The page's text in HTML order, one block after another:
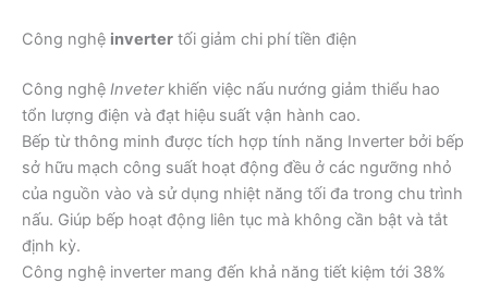
Công nghệ inverter tối giảm chi phí tiền điện
Công nghệ Inveterkhiến việc nấu nướng giảm thiểu hao
tổn lượng điện và đạt hiệu suất vận hành cao.
Bếp từ thông minh được tích hợp tính năng Inverter bởi bếp
sở hữu mạch công suất hoạt động đều ở các ngưỡng nhỏ
của nguồn vào và sử dụng nhiệt năng tối đa trong chu trình
nấu. Giúp bếp hoạt động liên tục mà không cần bật và tắt
định kỳ.
Công nghệ inverter mang đến khả năng tiết kiệm tới 38%